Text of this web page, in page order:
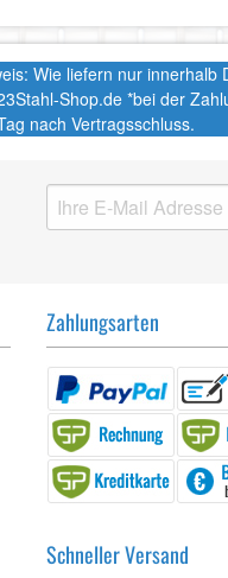
Wie liefern nur
Shop.de *bei der
nach Vertragsschluss.
Zahlungsarten
Schneller Versand